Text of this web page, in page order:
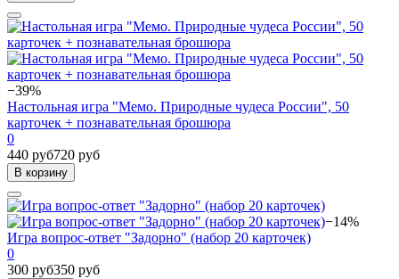
−39%
Настольная игра "Мемо. Природные чудеса России", 50
карточек + познавательная брошюра
0
440 руб720 руб
В корзину
−14%
Игра вопрос-ответ "Задорно" (набор 20 карточек)
0
300 руб350 руб